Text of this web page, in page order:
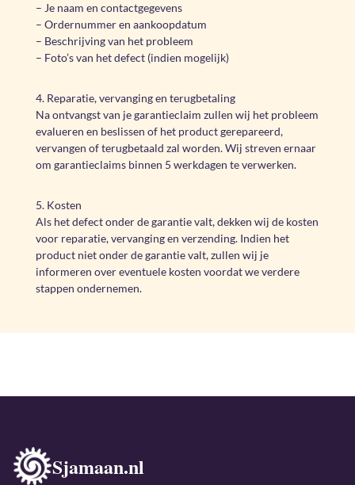
– Je naam en contactgegevens
– Ordernummer en aankoopdatum
– Beschrijving van het probleem
– Foto’s van het defect (indien mogelijk)
4. Reparatie, vervanging en terugbetaling
Na ontvangst van je garantieclaim zullen wij het probleem
evalueren en beslissen of het product gerepareerd,
vervangen of terugbetaald zal worden. Wij streven ernaar
om garantieclaims binnen 5 werkdagen te verwerken.
5. Kosten
Als het defect onder de garantie valt, dekken wij de kosten
voor reparatie, vervanging en verzending. Indien het
product niet onder de garantie valt, zullen wij je
informeren over eventuele kosten voordat we verdere
stappen ondernemen.
Sjamaan.nl